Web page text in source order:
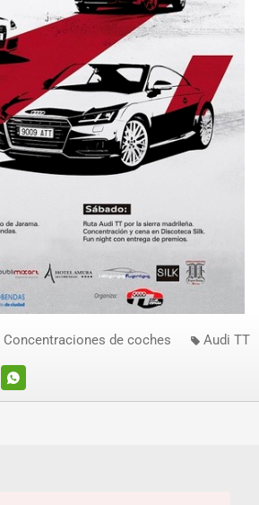
WHATSAPP
Concentraciones de coches Audi TT